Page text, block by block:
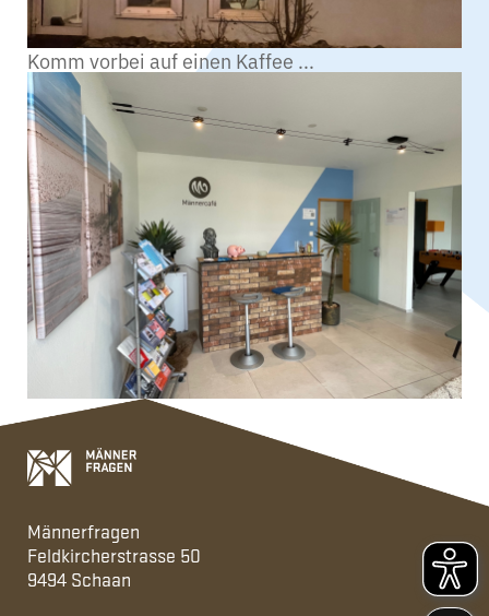
Komm vorbei auf einen Kaffee ...
Männerfragen
Feldkircherstrasse 50
9494 Schaan